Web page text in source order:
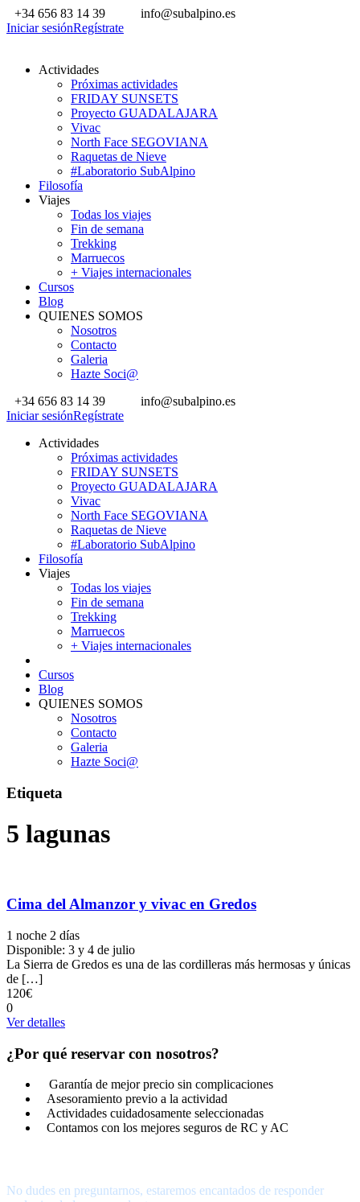
+34 656 83 14 39
info@subalpino.es
Iniciar sesiónRegístrate
Actividades
Próximas actividades
FRIDAY SUNSETS
Proyecto GUADALAJARA
Vivac
North Face SEGOVIANA
Raquetas de Nieve
#Laboratorio SubAlpino
Filosofía
Viajes
Todas los viajes
Fin de semana
Trekking
Marruecos
+ Viajes internacionales
Cursos
Blog
QUIENES SOMOS
Nosotros
Contacto
Galeria
Hazte Soci@
+34 656 83 14 39
info@subalpino.es
Iniciar sesiónRegístrate
Actividades
Próximas actividades
FRIDAY SUNSETS
Proyecto GUADALAJARA
Vivac
North Face SEGOVIANA
Raquetas de Nieve
#Laboratorio SubAlpino
Filosofía
Viajes
Todas los viajes
Fin de semana
Trekking
Marruecos
+ Viajes internacionales
Cursos
Blog
QUIENES SOMOS
Nosotros
Contacto
Galeria
Hazte Soci@
Etiqueta
5 lagunas
Cima del Almanzor y vivac en Gredos
1 noche 2 días
Disponible: 3 y 4 de julio
La Sierra de Gredos es una de las cordilleras más hermosas y únicas
de […]
120€
0
Ver detalles
¿Por qué reservar con nosotros?
Garantía de mejor precio sin complicaciones
Asesoramiento previo a la actividad
Actividades cuidadosamente seleccionadas
Contamos con los mejores seguros de RC y AC
No dudes en preguntarnos, estaremos encantados de responder